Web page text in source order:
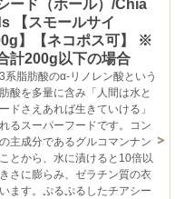
ード（ホール）/Chia
【スモールサイ
】【ネコポス可】 ※
計200g以下の場合
系脂肪酸のα-リノレン酸という
酸を多量に含み「人間は水と
ドさえあれば生きていける」
るスーパーフードです。コン
主成分であるグルコマンナン
とから、水に漬けると10倍以
きさに膨らみ、ゼラチン質の衣
ます。ぷるぷるしたチアシー